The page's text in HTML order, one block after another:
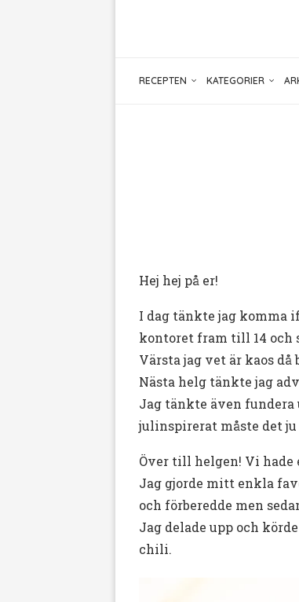
RECEPTEN KATEGORIER
Hej hej på er!
I dag tänkte jag komma
kontoret fram till 14 och
Värsta jag vet är kaos
Nästa helg tänkte jag
Jag tänkte även
julinspirerat måste det ju
Över till helgen! Vi hade
Jag gjorde mitt enkla
och förberedde men
Jag delade upp och
chili.